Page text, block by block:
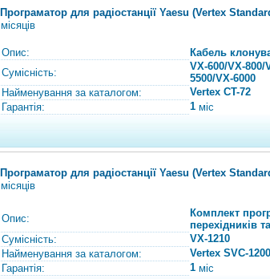
Програматор для радіостанції Yaesu (Vertex
місяців
Опис:
Кабель
Сумісність:
VX-600/VX-800/
5500/VX-6000
Найменування за каталогом:
Vertex CT-72
Гарантія:
1 міс
Програматор для радіостанції Yaesu (Vertex
місяців
Опис:
Комплект
перехідників
Сумісність:
VX-1210
Найменування за каталогом:
Vertex SVC-1200
Гарантія:
1 міс